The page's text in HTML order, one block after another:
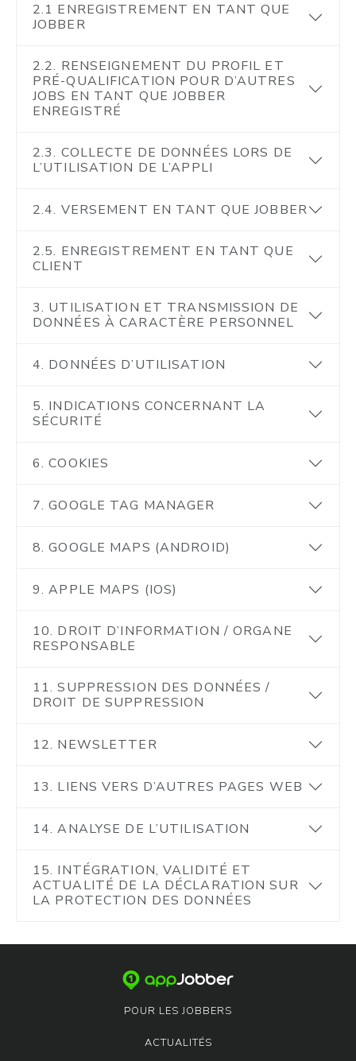
2.1 ENREGISTREMENT EN TANT QUE
JOBBER
2.2. RENSEIGNEMENT DU PROFIL ET
PRÉ-QUALIFICATION POUR D’AUTRES
JOBS EN TANT QUE JOBBER
ENREGISTRÉ
2.3. COLLECTE DE DONNÉES LORS DE
L’UTILISATION DE L’APPLI
2.4. VERSEMENT EN TANT QUE JOBBER
2.5. ENREGISTREMENT EN TANT QUE
CLIENT
3. UTILISATION ET TRANSMISSION DE
DONNÉES À CARACTÈRE PERSONNEL
4. DONNÉES D’UTILISATION
5. INDICATIONS CONCERNANT LA
SÉCURITÉ
6. COOKIES
7. GOOGLE TAG MANAGER
8. GOOGLE MAPS (ANDROID)
9. APPLE MAPS (IOS)
10. DROIT D’INFORMATION / ORGANE
RESPONSABLE
11. SUPPRESSION DES DONNÉES /
DROIT DE SUPPRESSION
12. NEWSLETTER
13. LIENS VERS D’AUTRES PAGES WEB
14. ANALYSE DE L’UTILISATION
15. INTÉGRATION, VALIDITÉ ET
ACTUALITÉ DE LA DÉCLARATION SUR
LA PROTECTION DES DONNÉES
POUR LES JOBBERS
ACTUALITÉS